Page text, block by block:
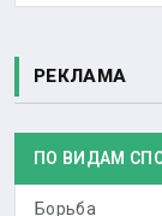
РЕКЛАМА
ПО ВИДАМ
Борьба